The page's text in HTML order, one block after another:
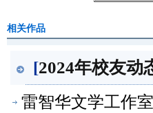
相关作品
[2024年校友动
雷智华文学工作